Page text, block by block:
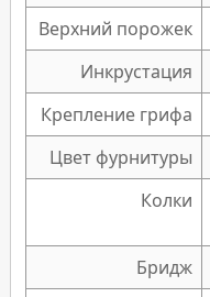
Верхний порожек
Инкрустация
Крепление грифа
Цвет фурнитуры
Колки
Бридж